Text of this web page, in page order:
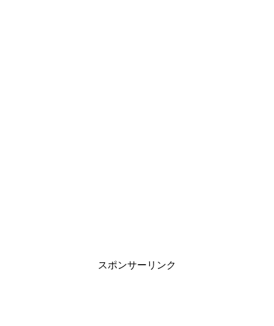
スポンサーリンク